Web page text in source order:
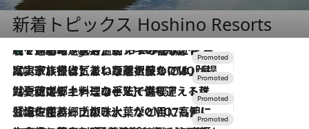
新着トピックス Hoshino Resorts
9 Hours Ago
【トンボの足水浴】ヒノキの香りに包まれて涼感マックス！約13℃の湧水かけ流しを避暑地「星野温泉 トンボの湯」で体験
2026.7.31
【ホテル帰省】という選択肢をOMOが提案。家族とほどよい距離を保つには「昼は実家、夜は気兼ねなくホテルで！」
2026.7.24
【夏限定ディナーコース】旬を迎える稚鮎や花ズッキーニなどをイタリア・トスカーナの郷土料理の手法で満喫！
2026.7.17
「土佐和ハーブかき氷」がOMO7高知に登場！生姜、山椒、大葉など目にも舌にも涼を呼ぶ郷土の味